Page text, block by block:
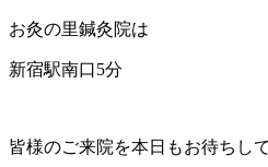
お灸の里鍼灸院は
新宿駅南口5分
皆様のご来院を本日もお待ちし